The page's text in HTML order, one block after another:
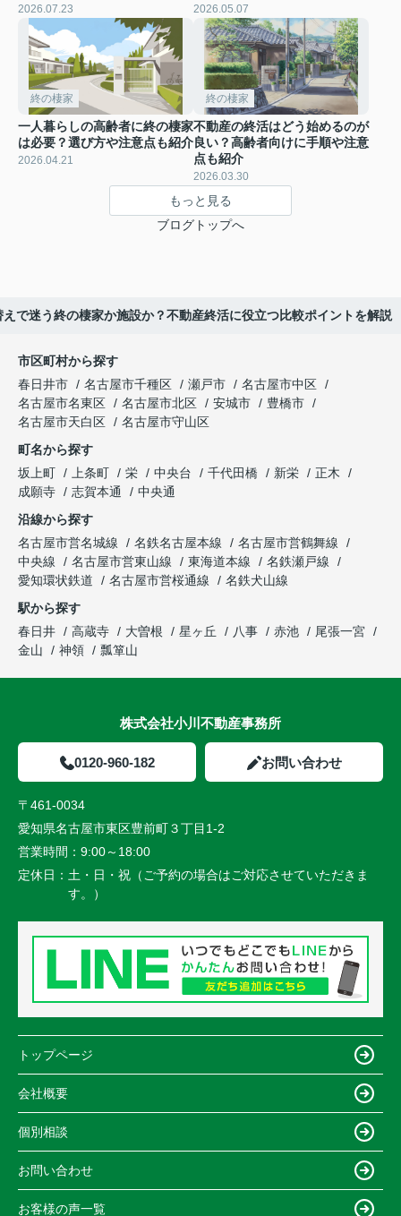
2026.07.23 2026.05.07
終の棲家
一人暮らしの高齢者に終の棲家
は必要？選び方や注意点も紹介
2026.04.21
終の棲家
不動産の終活はどう始めるのが
良い？高齢者向けに手順や注意
点も紹介
2026.03.30
もっと見る
ブログトップへ
えで迷う終の棲家か施設か？不動産終活に役立つ比較ポイントを解説
市区町村から探す
春日井市
名古屋市千種区 瀬戸市
名古屋市中区
名古屋市名東区
名古屋市北区 安城市
豊橋市
名古屋市天白区
名古屋市守山区
町名から探す
坂上町
上条町 栄 中央台 千代田橋 新栄
正木
成願寺
志賀本通
中央通
沿線から探す
名古屋市営名城線
名鉄名古屋本線
名古屋市営鶴舞線
中央線
名古屋市営東山線 東海道本線
名鉄瀬戸線
愛知環状鉄道
名古屋市営桜通線
名鉄犬山線
駅から探す
春日井
高蔵寺 大曽根 星ヶ丘 八事 赤池
尾張一宮
金山
神領 瓢箪山
株式会社小川不動産事務所
0120-960-182 お問い合わせ
〒461-0034
愛知県名古屋市東区豊前町３丁目1-2
営業時間： 9:00～18:00
定休日： 土・日・祝（ご予約の場合はご対応させていただきま
す。）
トップページ
会社概要
個別相談
お問い合わせ
お客様の声一覧